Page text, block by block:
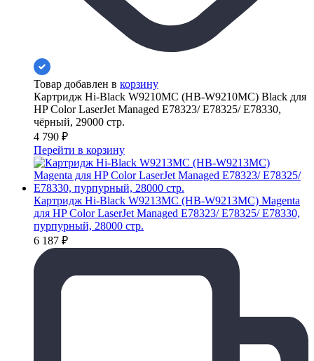
Товар добавлен в корзину
Картридж Hi-Black W9210MC (HB-W9210MC) Black для
HP Color LaserJet Managed E78323/ E78325/ E78330,
чёрный, 29000 стр.
4 790 ₽
Перейти в корзину
Картридж Hi-Black W9213MC (HB-W9213MC) Magenta
для HP Color LaserJet Managed E78323/ E78325/ E78330,
пурпурный, 28000 стр.
6 187 ₽